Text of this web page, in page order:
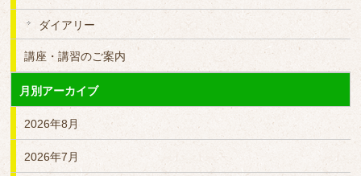
ダイアリー
講座・講習のご案内
月別アーカイブ
2026年8月
2026年7月